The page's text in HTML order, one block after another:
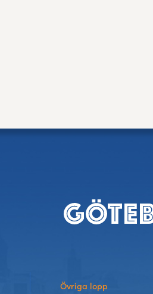
Övriga lopp